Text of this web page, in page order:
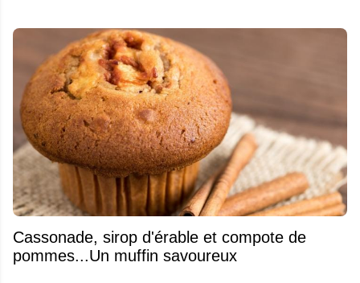
​Cassonade, sirop d'érable et compote de
pommes...Un muffin savoureux